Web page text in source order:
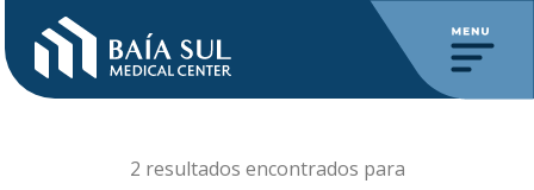
2 resultados encontrados para